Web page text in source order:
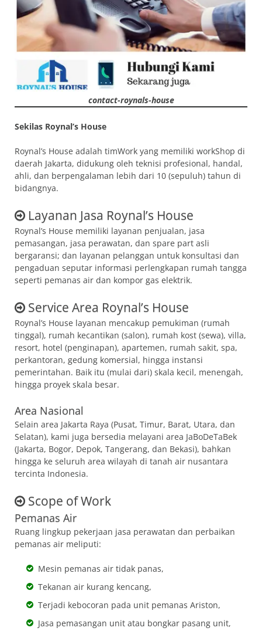
contact-roynals-house
Sekilas Roynal’s House
Roynal’s House adalah timWork yang memiliki workShop di
daerah Jakarta, didukung oleh teknisi profesional, handal,
ahli, dan berpengalaman lebih dari 10 (sepuluh) tahun di
bidangnya.
Layanan Jasa Roynal’s House
Roynal’s House memiliki layanan penjualan, jasa
pemasangan, jasa perawatan, dan spare part asli
bergaransi; dan layanan pelanggan untuk konsultasi dan
pengaduan seputar informasi perlengkapan rumah tangga
seperti pemanas air dan kompor gas elektrik.
Service Area Roynal’s House
Roynal’s House layanan mencakup pemukiman (rumah
tinggal), rumah kecantikan (salon), rumah kost (sewa), villa,
resort, hotel (penginapan), apartemen, rumah sakit, spa,
perkantoran, gedung komersial, hingga instansi
pemerintahan. Baik itu (mulai dari) skala kecil, menengah,
hingga proyek skala besar.
Area Nasional
Selain area Jakarta Raya (Pusat, Timur, Barat, Utara, dan
Selatan), kami juga bersedia melayani area JaBoDeTaBek
(Jakarta, Bogor, Depok, Tangerang, dan Bekasi), bahkan
hingga ke seluruh area wilayah di tanah air nusantara
tercinta Indonesia.
Scope of Work
Pemanas Air
Ruang lingkup pekerjaan jasa perawatan dan perbaikan
pemanas air meliputi:
Mesin pemanas air tidak panas,
Tekanan air kurang kencang,
Terjadi kebocoran pada unit pemanas Ariston,
Jasa pemasangan unit atau bongkar pasang unit,